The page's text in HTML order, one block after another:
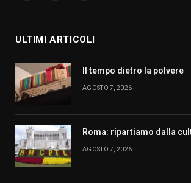
ULTIMI ARTICOLI
Il tempo dietro la polvere
AGOSTO 7, 2026
Roma: ripartiamo dalla
AGOSTO 7, 2026